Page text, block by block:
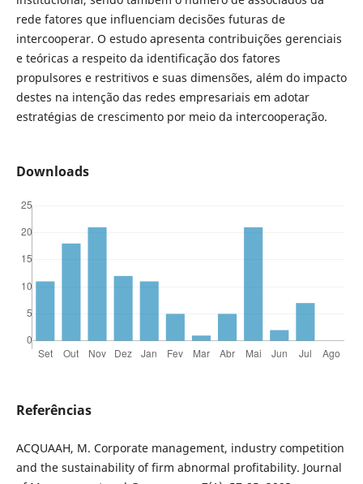
rede fatores que influenciam decisões futuras de
intercooperar. O estudo apresenta contribuições gerenciais
e teóricas a respeito da identificação dos fatores
propulsores e restritivos e suas dimensões, além do impacto
destes na intenção das redes empresariais em adotar
estratégias de crescimento por meio da intercooperação.
Downloads
Referências
ACQUAAH, M. Corporate management, industry competition
and the sustainability of firm abnormal profitability. Journal